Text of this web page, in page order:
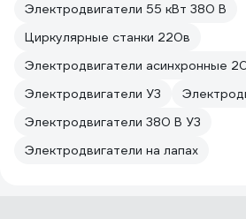
Электродвигатели 55 кВт 380 В
Циркулярные станки 220в
Электродвигатели асинхронные
Электродвигатели У3
Электродвигатели 380 В У3
Электродвигатели на лапах